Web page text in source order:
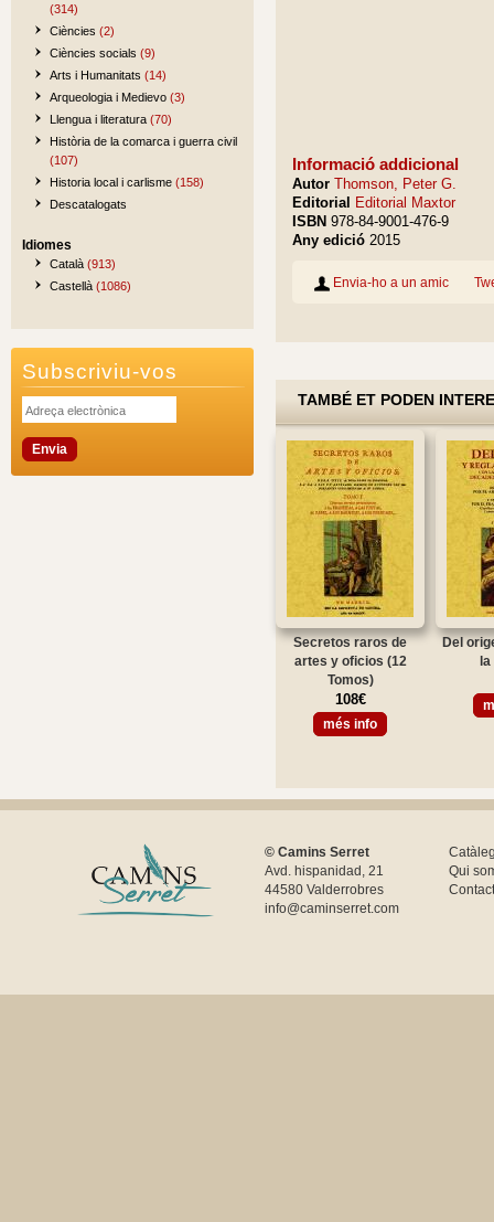
(314)
Ciències (2)
Ciències socials (9)
Arts i Humanitats (14)
Arqueologia i Medievo (3)
Llengua i literatura (70)
Història de la comarca i guerra civil
(107)
Historia local i carlisme (158)
Descatalogats
Idiomes
Català (913)
Castellà (1086)
Subscriviu-vos
Informació addicional
Autor Thomson, Peter G.
Editorial Editorial Maxtor
ISBN 978-84-9001-476-9
Any edició 2015
Envia-ho a un amic
TAMBÉ ET PODEN
Secretos raros de
artes y oficios (12
Tomos)
108€
més info
Del
© Camins Serret
Avd. hispanidad, 21
44580 Valderrobres
info@caminserret.com
Qui